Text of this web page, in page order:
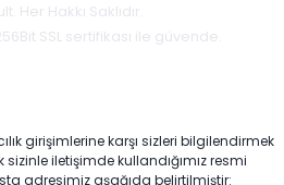
Her Hakkı Saklıdır.
SSL sertifikası ile güvende.
girişimlerine karşı sizleri bilgilendirmek
sizinle iletişimde kullandığımız resmi
adresimiz aşağıda belirtilmiştir: